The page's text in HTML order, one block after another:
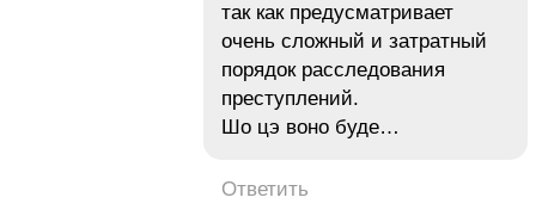
так как предусматривает
очень сложный и затратный
порядок расследования
преступлений.
Шо цэ воно буде…
Ответить